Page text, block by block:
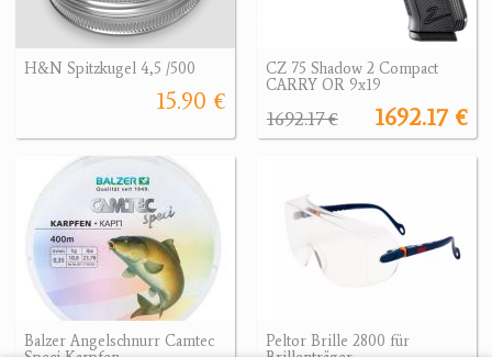
H&N Spitzkugel 4,5 /500
15.90 €
CZ 75 Shadow 2 Compact
CARRY OR 9x19
1692.17 €
1692.17 €
Balzer Angelschnurr Camtec
Peltor Brille 2800 für